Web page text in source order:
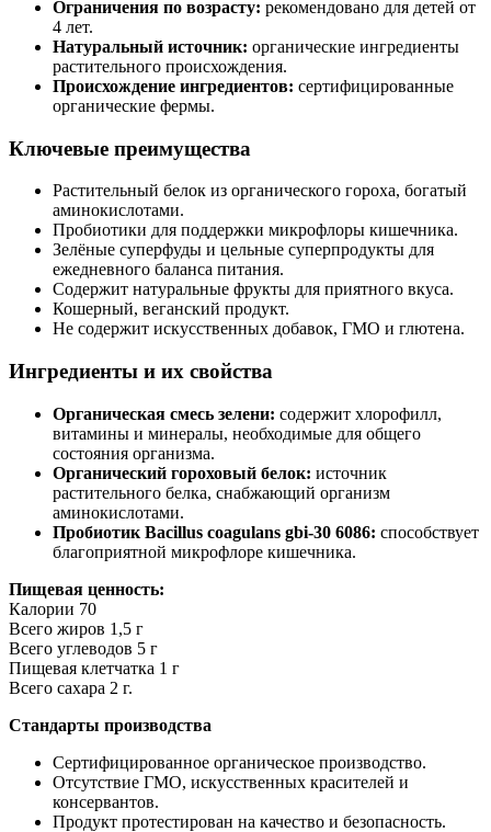
Ограничения по возрасту: рекомендовано для детей от
4 лет.
Натуральный источник: органические ингредиенты
растительного происхождения.
Происхождение ингредиентов: сертифицированные
органические фермы.
Ключевые преимущества
Растительный белок из органического гороха, богатый
аминокислотами.
Пробиотики для поддержки микрофлоры кишечника.
Зелёные суперфуды и цельные суперпродукты для
ежедневного баланса питания.
Содержит натуральные фрукты для приятного вкуса.
Кошерный, веганский продукт.
Не содержит искусственных добавок, ГМО и глютена.
Ингредиенты и их свойства
Органическая смесь зелени: содержит хлорофилл,
витамины и минералы, необходимые для общего
состояния организма.
Органический гороховый белок: источник
растительного белка, снабжающий организм
аминокислотами.
Пробиотик Bacillus coagulans gbi-30 6086: способствует
благоприятной микрофлоре кишечника.
Пищевая ценность:
Калории 70
Всего жиров 1,5 г
Всего углеводов 5 г
Пищевая клетчатка 1 г
Всего сахара 2 г.
Стандарты производства
Сертифицированное органическое производство.
Отсутствие ГМО, искусственных красителей и
консервантов.
Продукт протестирован на качество и безопасность.